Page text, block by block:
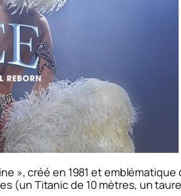
», créé en 1981 et
(un Titanic de 10 mètres, un